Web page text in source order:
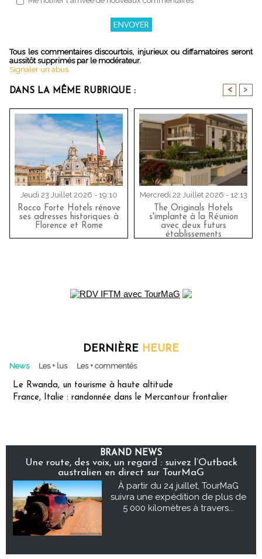
Tous les commentaires discourtois, injurieux ou diffamatoires seront
aussitôt supprimés par le modérateur.
Signaler un abus
DANS LA MÊME RUBRIQUE : < >
Jeudi 23 Juillet 2026 - 19:10
Rocco Forte Hotels rénove
ses adresses historiques à
Florence et Rome
Mercredi 22 Juillet 2026 - 12:13
The Originals Hotels
s'implante à la Réunion
avec deux futurs
établissements
DERNIÈRE HEURE
News Les + lus Les + commentés
Le Rwanda, un tourisme à haute altitude
France, Italie : randonnée dans le Mercantour frontalier
BRAND NEWS
Une route, des voix, un regard : suivez l’Outback
australien en direct sur TourMaG
À partir du 24 juillet, TourMaG
suivra une expédition de plus de
5 000 kilomètres à travers...